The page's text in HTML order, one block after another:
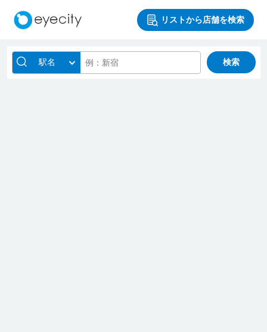
リストから店舗を検索
駅名 検索